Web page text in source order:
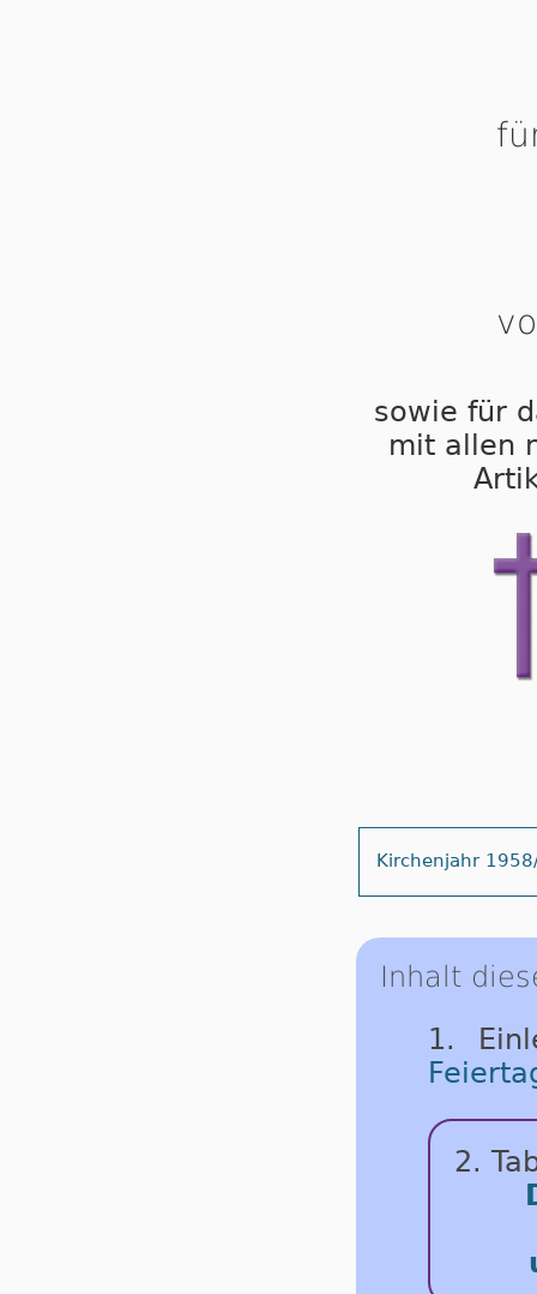
sowie für
mit allen
Kirchenjahr
Inhalt
1.
2.